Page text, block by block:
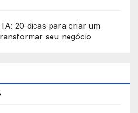
20 dicas para criar um
seu negócio